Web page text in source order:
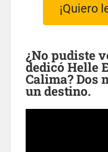
¡Quiero
¿No pudiste
dedicó Helle
Calima? Dos
un destino.